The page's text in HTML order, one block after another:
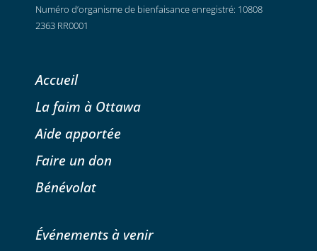
Numéro d’organisme de bienfaisance enregistré: 10808
2363 RR0001
Accueil
La faim à Ottawa
Aide apportée
Faire un don
Bénévolat
Événements à venir